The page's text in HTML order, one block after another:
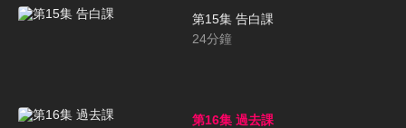
第15集 告白課
24分鐘
第16集 過去課